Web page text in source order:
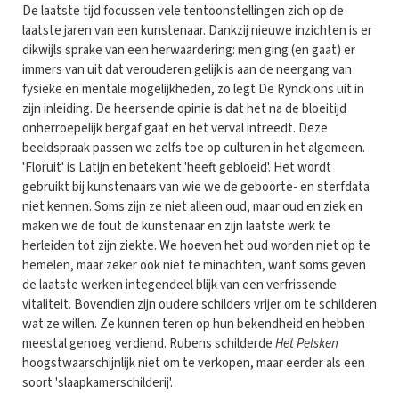
De laatste tijd focussen vele tentoonstellingen zich op de
laatste jaren van een kunstenaar. Dankzij nieuwe inzichten is er
dikwijls sprake van een herwaardering: men ging (en gaat) er
immers van uit dat verouderen gelijk is aan de neergang van
fysieke en mentale mogelijkheden, zo legt De Rynck ons uit in
zijn inleiding. De heersende opinie is dat het na de bloeitijd
onherroepelijk bergaf gaat en het verval intreedt. Deze
beeldspraak passen we zelfs toe op culturen in het algemeen.
'Floruit' is Latijn en betekent 'heeft gebloeid'. Het wordt
gebruikt bij kunstenaars van wie we de geboorte- en sterfdata
niet kennen. Soms zijn ze niet alleen oud, maar oud en ziek en
maken we de fout de kunstenaar en zijn laatste werk te
herleiden tot zijn ziekte. We hoeven het oud worden niet op te
hemelen, maar zeker ook niet te minachten, want soms geven
de laatste werken integendeel blijk van een verfrissende
vitaliteit. Bovendien zijn oudere schilders vrijer om te schilderen
wat ze willen. Ze kunnen teren op hun bekendheid en hebben
meestal genoeg verdiend. Rubens schilderdeHet Pelsken
hoogstwaarschijnlijk niet om te verkopen, maar eerder als een
soort 'slaapkamerschilderij'.